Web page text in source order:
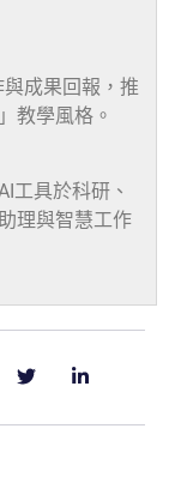
成果回報，推
教學風格。
工具於科研、
理與智慧工作